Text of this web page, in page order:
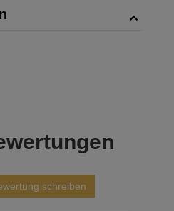
schreiben